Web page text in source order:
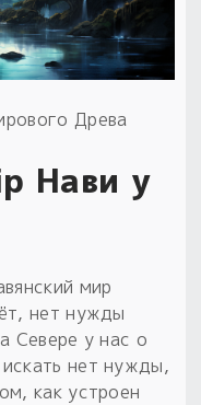
Древа
Нави у
мир
нет нужды
Севере у нас о
нет нужды,
как устроен